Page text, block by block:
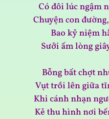
Có đôi lúc ngậm
Chuyện con
Bao kỷ niệm
Sưởi ấm lòng
Bỗng bất chợt
Vụt trồi lên giữa
Khi cánh nhạn
Kẻ thu hình nơi